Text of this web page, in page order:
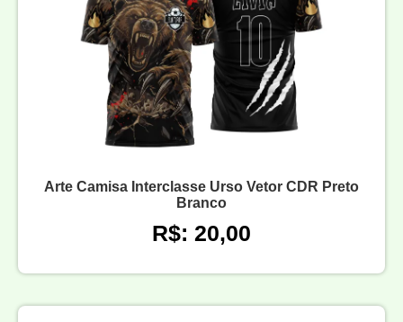
Arte Camisa Interclasse Urso Vetor CDR Preto
Branco
R$: 20,00